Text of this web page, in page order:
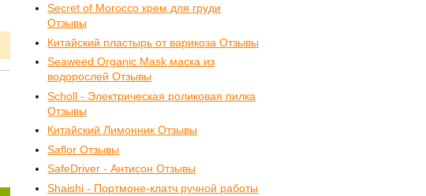
Secret of Morocco крем для груди
Отзывы
Китайский пластырь от варикоза Отзывы
Seaweed Organic Mask маска из
водорослей Отзывы
Scholl - Электрическая роликовая пилка
Отзывы
Китайский Лимонник Отзывы
Saflor Отзывы
SafeDriver - Антисон Отзывы
Shaishi - Портмоне-клатч ручной работы